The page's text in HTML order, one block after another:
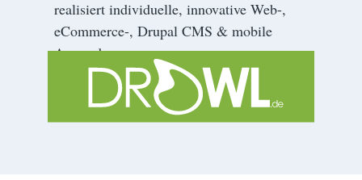
realisiert individuelle, innovative Web-,
eCommerce-, Drupal CMS & mobile
Anwendungen.